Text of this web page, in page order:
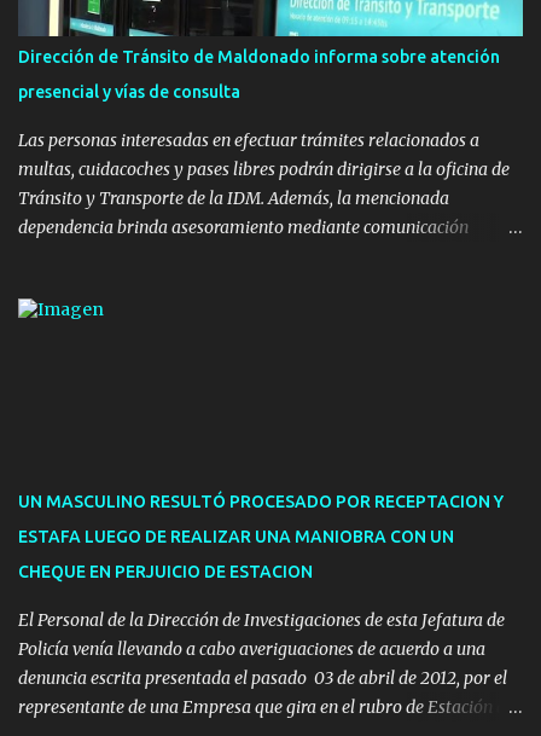
la realización de eventos culturales. Próximo a la pista, se
instalaron juegos infantiles y equipamiento urbano (bancos de
nuevos pavimentos e iluminación. La totalidad de estas obras
implicaron una inversión estimada ...
Dirección de Tránsito de Maldonado informa sobre atención
presencial y vías de consulta
Las personas interesadas en efectuar trámites relacionados a
multas, cuidacoches y pases libres podrán dirigirse a la oficina de
Tránsito y Transporte de la IDM. Además, la mencionada
dependencia brinda asesoramiento mediante comunicación
presencial comprende los siguientes trámites: Multas: devolución
1921(interno 1456). Cuidacoches: consultas a
1921(interno 1246). Transporte: consultas generales relacionadas a
Uber y Taxi, a través de transporte@maldonado.gub.uy, t...
UN MASCULINO RESULTÓ PROCESADO POR RECEPTACION Y
ESTAFA LUEGO DE REALIZAR UNA MANIOBRA CON UN
CHEQUE EN PERJUICIO DE ESTACION
El Personal de la Dirección de Investigaciones de esta Jefatura de
Policía venía llevando a cabo averiguaciones de acuerdo a una
denuncia escrita presentada el pasado 03 de abril de 2012, por el
representante de una Empresa que gira en el rubro de Estación de